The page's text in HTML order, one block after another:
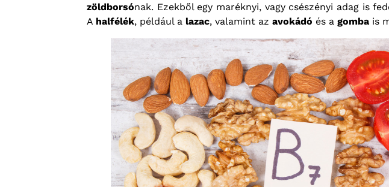
zöldborsónak. Ezekből egy maréknyi, vagy csészényi adag is
A halfélék, például a lazac, valamint az avokádó és a gomba is